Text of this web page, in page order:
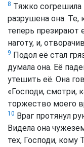
8 Тяжко согрешила
разрушена она. Те,
теперь презирают
наготу, и,
9 Подол её стал
думала она. Её
утешить её. Она
«Господи, смотри,
торжество моего
10 Враг протянул
Видела она
тех, Господи, кому